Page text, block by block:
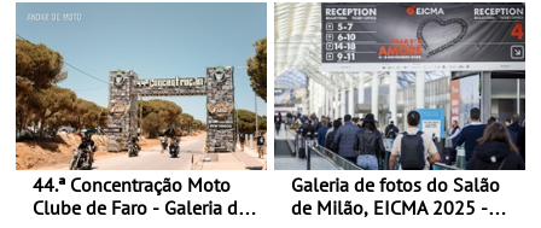
44.ª Concentração Moto
Clube de Faro - Galeria de
Galeria de fotos do Salão
de Milão, EICMA 2025 -